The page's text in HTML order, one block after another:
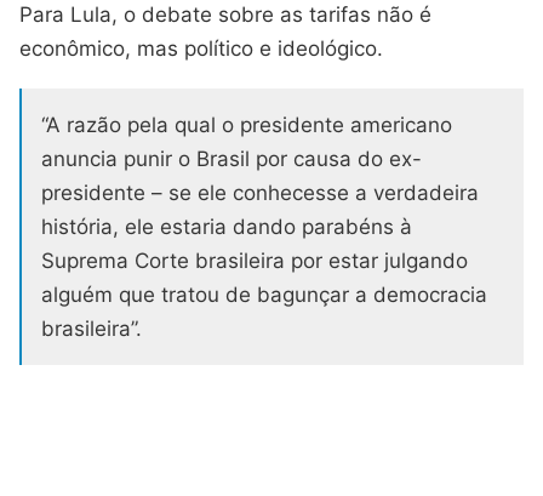
Para Lula, o debate sobre as tarifas não é
econômico, mas político e ideológico.
“A razão pela qual o presidente americano
anuncia punir o Brasil por causa do ex-
presidente – se ele conhecesse a verdadeira
história, ele estaria dando parabéns à
Suprema Corte brasileira por estar julgando
alguém que tratou de bagunçar a democracia
brasileira”.